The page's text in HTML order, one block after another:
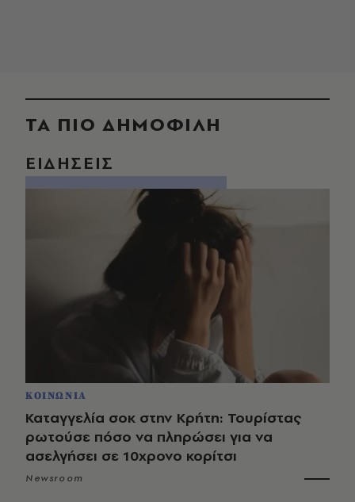
ΤΑ ΠΙΟ ΔΗΜΟΦΙΛΗ
ΕΙΔΗΣΕΙΣ
ΚΟΙΝΩΝΙΑ
Καταγγελία σοκ στην Κρήτη: Τουρίστας
ρωτούσε πόσο να πληρώσει για να
ασελγήσει σε 10χρονο κορίτσι
Newsroom